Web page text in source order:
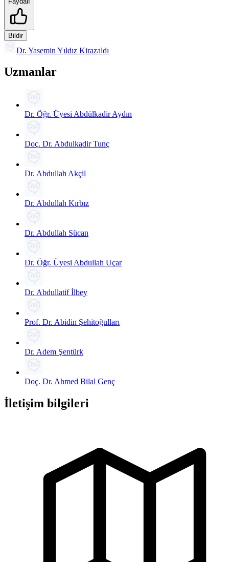
Bildir
Dr. Yasemin Yıldız Kirazaldı
Uzmanlar
Dr. Öğr. Üyesi Abdülkadir Aydın
Doç. Dr. Abdulkadir Tunç
Dr. Abdullah Akçil
Dr. Abdullah Kırbız
Dr. Abdullah Sücan
Dr. Öğr. Üyesi Abdullah Uçar
Dr. Abdullatif İlbey
Prof. Dr. Abidin Şehitoğulları
Dr. Adem Şentürk
Doç. Dr. Ahmed Bilal Genç
İletişim bilgileri